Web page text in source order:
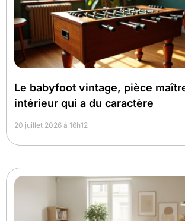
Le babyfoot vintage, pièce
intérieur qui a du caractère
20 juillet 2026 à 16h12